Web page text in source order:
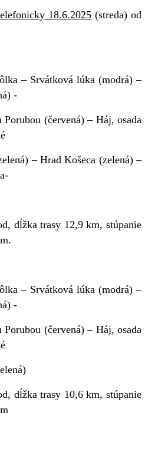
18.6.2025 (streda) od
– Srvátková lúka (modrá) –
-
Porubou (červená) – Háj, osada
– Hrad Košeca (zelená) –
dĺžka trasy 12,9 km, stúpanie
– Srvátková lúka (modrá) –
-
Porubou (červená) – Háj, osada
dĺžka trasy 10,6 km, stúpanie